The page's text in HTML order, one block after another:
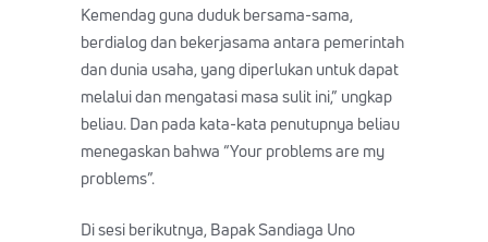
Kemendag guna duduk bersama-sama,
berdialog dan bekerjasama antara pemerintah
dan dunia usaha, yang diperlukan untuk dapat
melalui dan mengatasi masa sulit ini,” ungkap
beliau. Dan pada kata-kata penutupnya beliau
menegaskan bahwa “Your problems are my
problems”.
Di sesi berikutnya, Bapak Sandiaga Uno